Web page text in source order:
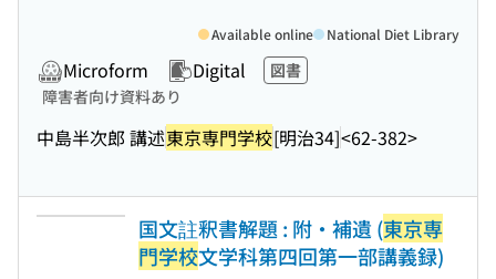
Microform Digital
図書
障害者向け資料あり
中島半次郎 講述東京専門学校[明治34]<62-382>
Available online National Diet Library
国文註釈書解題 : 附・補遺 (東京専
門学校文学科第四回第一部講義録)